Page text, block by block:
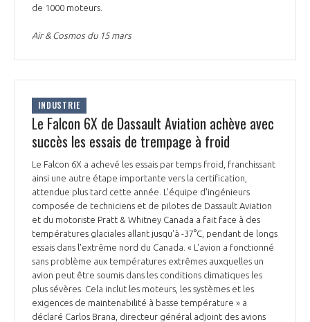
LA MÉDIATION AU-DELÀ DE LA FILIÈRE AÉRONAUTIQUE ET SPATIALE
CHIFFRES CLÉS
EMPLOI & FORMATION
ENVIRONNEMENT
INNOVATION
INTERNATIONALISATION
LES PUBLICATIONS
DOCUMENTS & BROCHURES
RAPPORTS D'ACTIVITÉS
de 1000 moteurs.
Air & Cosmos du 15 mars
INDUSTRIE
Le Falcon 6X de Dassault Aviation achève avec
succès les essais de trempage à froid
Le Falcon 6X a achevé les essais par temps froid, franchissant
ainsi une autre étape importante vers la certification,
attendue plus tard cette année. L'équipe d'ingénieurs
composée de techniciens et de pilotes de Dassault Aviation
et du motoriste Pratt & Whitney Canada a fait face à des
températures glaciales allant jusqu'à -37°C, pendant de longs
essais dans l'extrême nord du Canada. « L'avion a fonctionné
sans problème aux températures extrêmes auxquelles un
avion peut être soumis dans les conditions climatiques les
plus sévères. Cela inclut les moteurs, les systèmes et les
exigences de maintenabilité à basse température » a
déclaré Carlos Brana, directeur général adjoint des avions